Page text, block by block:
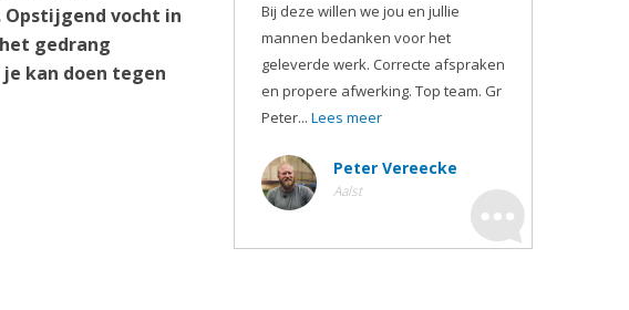
Opstijgend vocht in
gedrang
kan doen tegen
Bij deze willen we jou en jullie
mannen bedanken voor het
geleverde werk. Correcte afspraken
en propere afwerking. Top team. Gr
Peter... Lees meer
Peter Vereecke
Aalst